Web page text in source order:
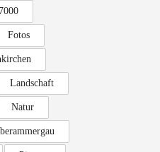
Fotos
Landschaft
Natur